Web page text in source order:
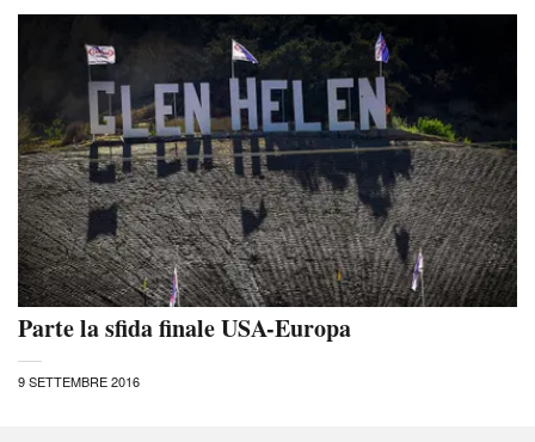
Parte la sfida finale USA-Europa
9 SETTEMBRE 2016